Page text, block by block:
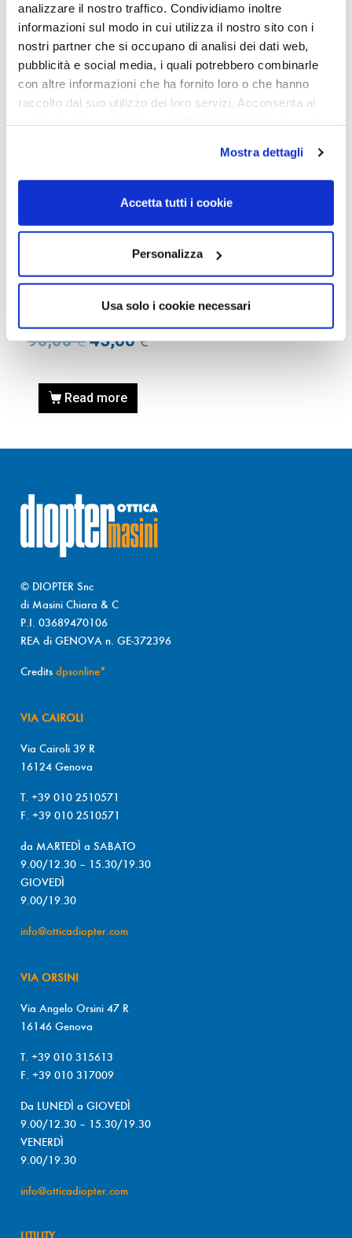
analizzare il nostro traffico. Condividiamo inoltre
informazioni sul modo in cui utilizza il nostro sito con i
nostri partner che si occupano di analisi dei dati web,
pubblicità e social media, i quali potrebbero combinarle
con altre informazioni che ha fornito loro o che hanno
raccolto dal suo utilizzo dei loro servizi. Acconsenta ai
Mostra dettagli
Accetta tutti i cookie
Personalizza
Usa solo i cookie necessari
Showing the single result
ASTE DI RICAMBIO GUCCI
GG1117O-001 NERO /
BLACK – lunghezza 145 mm
90,00€ 45,00€
Read more
© DIOPTER Snc
di Masini Chiara & C
P.I. 03689470106
REA di GENOVA n. GE-372396
Credits dpsonline*
VIA CAIROLI
Via Cairoli 39 R
16124 Genova
T. +39 010 2510571
F. +39 010 2510571
da MARTEDÌ a SABATO
9.00/12.30 – 15.30/19.30
GIOVEDÌ
9.00/19.30
info@otticadiopter.com
VIA ORSINI
Via Angelo Orsini 47 R
16146 Genova
T. +39 010 315613
F. +39 010 317009
Da LUNEDÌ a GIOVEDÌ
9.00/12.30 – 15.30/19.30
VENERDÌ
9.00/19.30
info@otticadiopter.com